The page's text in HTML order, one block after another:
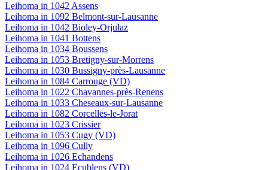
Leihoma in 1042 Assens
Leihoma in 1092 Belmont-sur-Lausanne
Leihoma in 1042 Bioley-Orjulaz
Leihoma in 1041 Bottens
Leihoma in 1034 Boussens
Leihoma in 1053 Bretigny-sur-Morrens
Leihoma in 1030 Bussigny-près-Lausanne
Leihoma in 1084 Carrouge (VD)
Leihoma in 1022 Chavannes-près-Renens
Leihoma in 1033 Cheseaux-sur-Lausanne
Leihoma in 1082 Corcelles-le-Jorat
Leihoma in 1023 Crissier
Leihoma in 1053 Cugy (VD)
Leihoma in 1096 Cully
Leihoma in 1026 Echandens
Leihoma in 1024 Ecublens (VD)